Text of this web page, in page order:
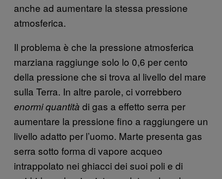
anche ad aumentare la stessa pressione
atmosferica.
Il problema è che la pressione atmosferica
marziana raggiunge solo lo 0,6 per cento
della pressione che si trova al livello del mare
sulla Terra. In altre parole, ci vorrebbero
enormi quantità di gas a effetto serra per
aumentare la pressione fino a raggiungere un
livello adatto per l’uomo. Marte presenta gas
serra sotto forma di vapore acqueo
intrappolato nei ghiacci dei suoi poli e di